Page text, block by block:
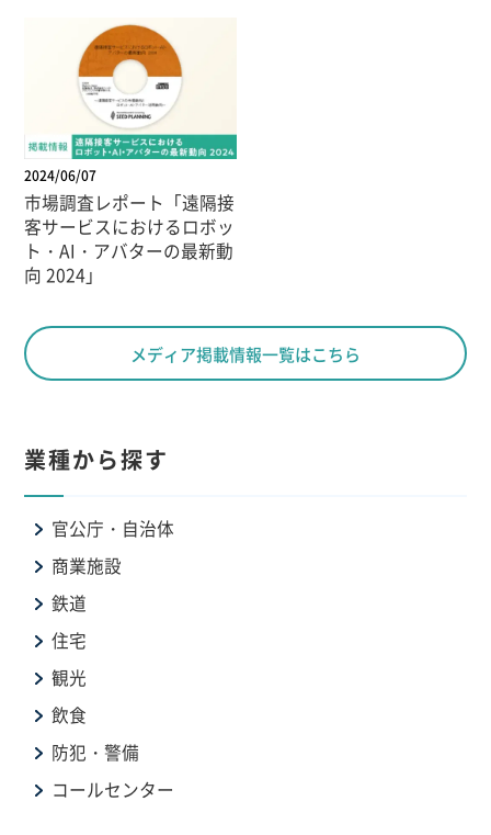
2024/06/07
市場調査レポート「遠隔接
客サービスにおけるロボッ
ト・AI・アバターの最新動
向 2024」
メディア掲載情報一覧はこちら
業種から探す
官公庁・自治体
商業施設
鉄道
住宅
観光
飲食
防犯・警備
コールセンター